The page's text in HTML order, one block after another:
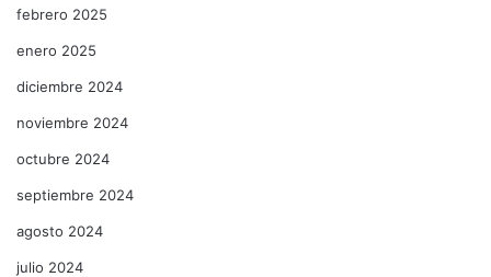
febrero 2025
enero 2025
diciembre 2024
noviembre 2024
octubre 2024
septiembre 2024
agosto 2024
julio 2024